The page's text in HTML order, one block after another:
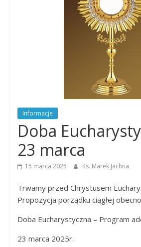
Pasterza
Informacje
Doba
23 marca
15 marca 2025 Ks. Marek Jachna
Trwamy przed Chrystusem
Propozycja porządku ciągłej
Doba Eucharystyczna – Program
23 marca 2025r.